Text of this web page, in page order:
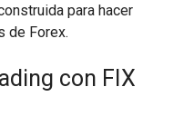
para hacer
de Forex.
con FIX